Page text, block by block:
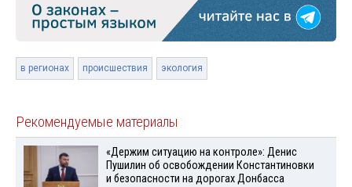
в регионах происшествия экология
Рекомендуемые материалы
«Держим ситуацию на контроле»: Денис
Пушилин об освобождении Константиновки
и безопасности на дорогах Донбасса